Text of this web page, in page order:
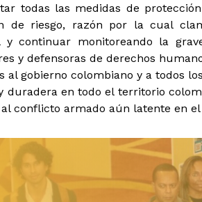
todas las medidas de
de riesgo, razón por la cual
y continuar monitoreando la
y defensoras de derechos
al gobierno colombiano y a todos
duradera en todo el territorio
conflicto armado aún latente en el